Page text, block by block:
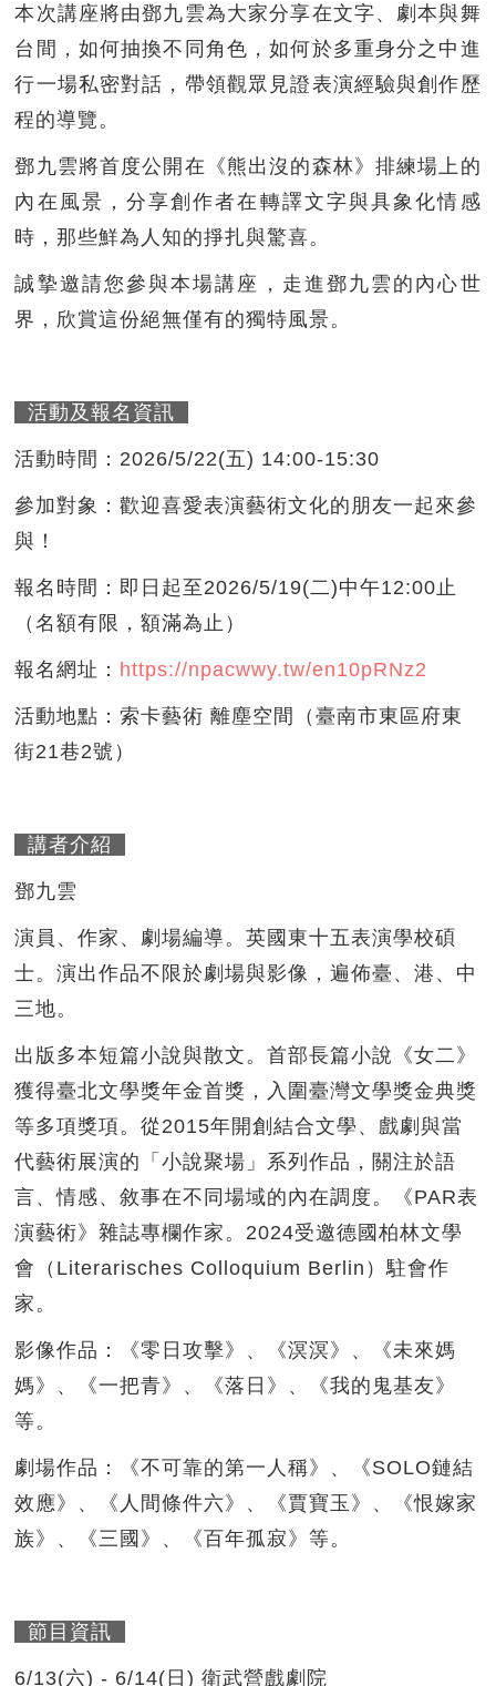
本次講座將由鄧九雲為大家分享在文字、劇本與舞
台間，如何抽換不同角色，如何於多重身分之中進
行一場私密對話，帶領觀眾見證表演經驗與創作歷
程的導覽。
鄧九雲將首度公開在《熊出沒的森林》排練場上的
內在風景，分享創作者在轉譯文字與具象化情感
時，那些鮮為人知的掙扎與驚喜。
誠摯邀請您參與本場講座，走進鄧九雲的內心世
界，欣賞這份絕無僅有的獨特風景。
活動及報名資訊
活動時間：2026/5/22(五) 14:00-15:30
參加對象：歡迎喜愛表演藝術文化的朋友一起來參
與！
報名時間：即日起至2026/5/19(二)中午12:00止
（名額有限，額滿為止）
報名網址： https://npacwwy.tw/en10pRNz2
活動地點：索卡藝術 離塵空間（臺南市東區府東
街21巷2號）
講者介紹
鄧九雲
演員、作家、劇場編導。英國東十五表演學校碩
士。演出作品不限於劇場與影像，遍佈臺、港、中
三地。
出版多本短篇小說與散文。首部長篇小說《女二》
獲得臺北文學獎年金首獎，入圍臺灣文學獎金典獎
等多項獎項。從2015年開創結合文學、戲劇與當
代藝術展演的「小說聚場」系列作品，關注於語
言、情感、敘事在不同場域的內在調度。《PAR表
演藝術》雜誌專欄作家。2024受邀德國柏林文學
會（Literarisches Colloquium Berlin）駐會作
家。
影像作品：《零日攻擊》、《溟溟》、《未來媽
媽》、《一把青》、《落日》、《我的鬼基友》
等。
劇場作品：《不可靠的第一人稱》、《SOLO鏈結
效應》、《人間條件六》、《賈寶玉》、《恨嫁家
族》、《三國》、《百年孤寂》等。
節目資訊
6/13(六) - 6/14(日) 衛武營戲劇院